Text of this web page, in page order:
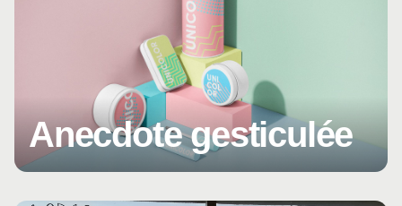
Anecdote gesticulée